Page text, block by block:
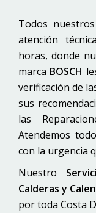
Todos
atención
horas, donde
marca BOSCH
verificación de
sus
las
Atendemos
con la urgencia
Nuestro
Calderas y
por toda Costa